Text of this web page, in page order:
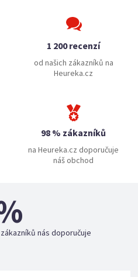
1 200 recenzí
od našich zákazníků na
Heureka.cz
98 % zákazníků
na Heureka.cz doporučuje
náš obchod
nás doporučuje